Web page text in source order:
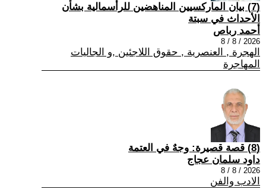
(7) بيان الماركسيين المناهضين للرأسمالية بشأن
الأحداث في سبتة
أحمد رباص
2026 / 8 / 8
الهجرة , العنصرية , حقوق اللاجئين ,و الجاليات
المهاجرة
(8) قصة قصيرة: وجهٌ في العتمة
داود سلمان عجاج
2026 / 8 / 8
الادب والفن